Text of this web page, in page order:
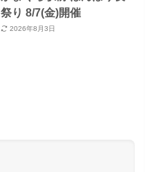
祭り 8/7(金)開催
2026年8月3日